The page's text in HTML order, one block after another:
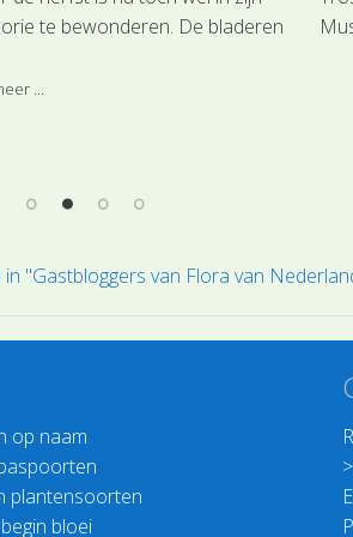
te bewonderen. De bladeren
eiken (Quercus rubra) verkleuren
...
"Gastbloggers van Flora van
op naam
plantensoorten
bloei
>